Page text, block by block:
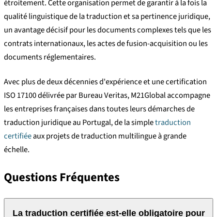
étroitement. Cette organisation permet de garantir à la fois la
qualité linguistique de la traduction et sa pertinence juridique,
un avantage décisif pour les documents complexes tels que les
contrats internationaux, les actes de fusion-acquisition ou les
documents réglementaires.
Avec plus de deux décennies d'expérience et une certification
ISO 17100 délivrée par Bureau Veritas, M21Global accompagne
les entreprises françaises dans toutes leurs démarches de
traduction juridique au Portugal, de la simpletraduction
certifiéeaux projets de traduction multilingue à grande
échelle.
Questions Fréquentes
La traduction certifiée est-elle obligatoire pour